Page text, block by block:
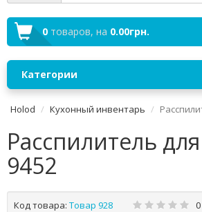
0 товаров, на 0.00грн.
Категории
Holod Кухонный инвентарь
Расспилитель
9452
Код товара: Товар 928